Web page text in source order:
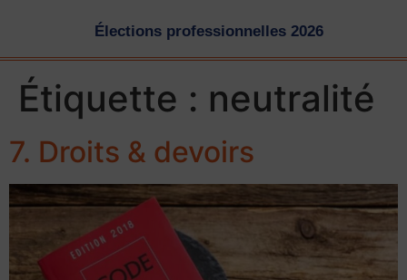
Élections professionnelles 2026
Étiquette : neutralité
7. Droits & devoirs